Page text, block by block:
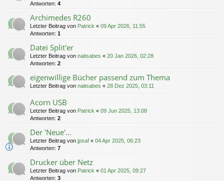
Antworten: 4
Archimedes R260
Letzter Beitrag von Patrick « 09 Apr 2026, 11:55
Antworten: 1
Datei Split'er
Letzter Beitrag von naitsabes « 20 Jan 2026, 02:28
Antworten: 2
eigenwillige Bücher passend zum Thema
Letzter Beitrag von naitsabes « 28 Dez 2025, 03:11
Acorn USB
Letzter Beitrag von Patrick « 09 Jun 2025, 13:08
Antworten: 2
Der 'Neue'...
Letzter Beitrag von jpsaf « 04 Apr 2025, 06:23
Antworten: 7
Drucker über Netz
Letzter Beitrag von Patrick « 01 Apr 2025, 09:27
Antworten: 3